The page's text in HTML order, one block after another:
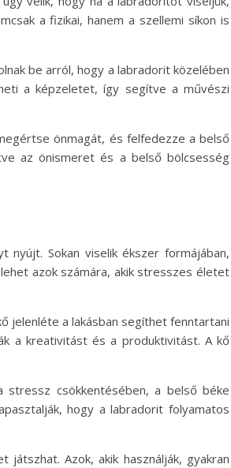
a fizikai, hanem a szellemi síkon is
be arról, hogy a labradorit közelében
a képzeletet, így segítve a művészi
önmagát, és felfedezze a belső
az önismeret és a belső bölcsesség
nyújt. Sokan viselik ékszer formájában,
azok számára, akik stresszes életet
jelenléte a lakásban segíthet fenntartani
a kreativitást és a produktivitást. A kő
csökkentésében, a belső béke
hogy a labradorit folyamatos
Azok, akik használják, gyakran